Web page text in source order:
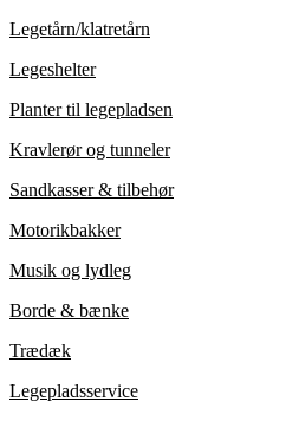
Legetårn/klatretårn
Legeshelter
Planter til legepladsen
Kravlerør og tunneler
Sandkasser & tilbehør
Motorikbakker
Musik og lydleg
Borde & bænke
Trædæk
Legepladsservice